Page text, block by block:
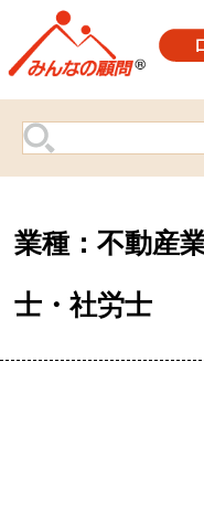
業種：不動産
士・社労士